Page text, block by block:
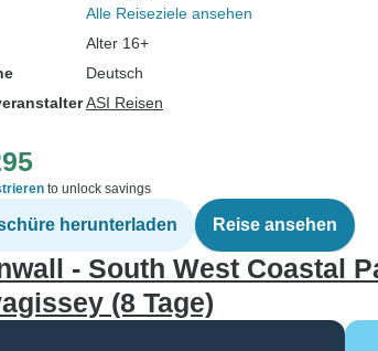
Alle Reiseziele ansehen
Alter 16+
Deutsch
ASI Reisen
to unlock savings
herunterladen Reise ansehen
- South West Coastal
(8 Tage)